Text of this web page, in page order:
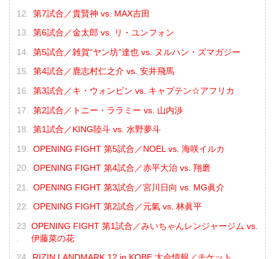
第7試合／貴賢神 vs. MAX吉田
第6試合／金太郎 vs. リ・ユンフォン
第5試合／雑賀“ヤン坊”達也 vs. ヌルハン・ズマガジー
第4試合／鹿志村仁之介 vs. 安井飛馬
第3試合／キ・ウォンビン vs. キャプテン☆アフリカ
第2試合／トニー・ララミー vs. 山内渉
第1試合／KING陸斗 vs. 水野夢斗
OPENING FIGHT 第5試合／NOEL vs. 海咲イルカ
OPENING FIGHT 第4試合／赤平大治 vs. 翔磨
OPENING FIGHT 第3試合／宮川日向 vs. MG眞介
OPENING FIGHT 第2試合／元氣 vs. 林眞平
OPENING FIGHT 第1試合／みいちゃんレンジャージム vs.
伊藤菜の花